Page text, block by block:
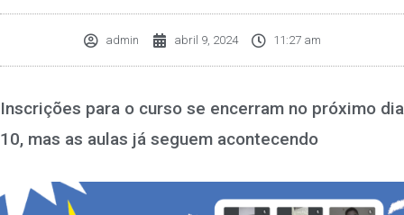
admin abril 9, 2024 11:27 am
Inscrições para o curso se encerram no próximo dia
10, mas as aulas já seguem acontecendo